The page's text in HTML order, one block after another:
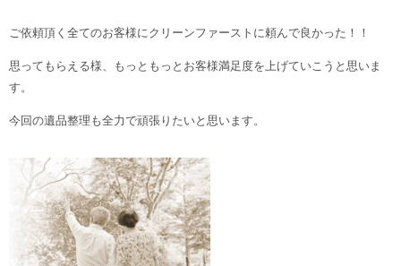
ご依頼頂く全てのお客様にクリーンファーストに頼んで良かった！！
思ってもらえる様、もっともっとお客様満足度を上げていこうと思いま
す。
今回の遺品整理も全力で頑張りたいと思います。